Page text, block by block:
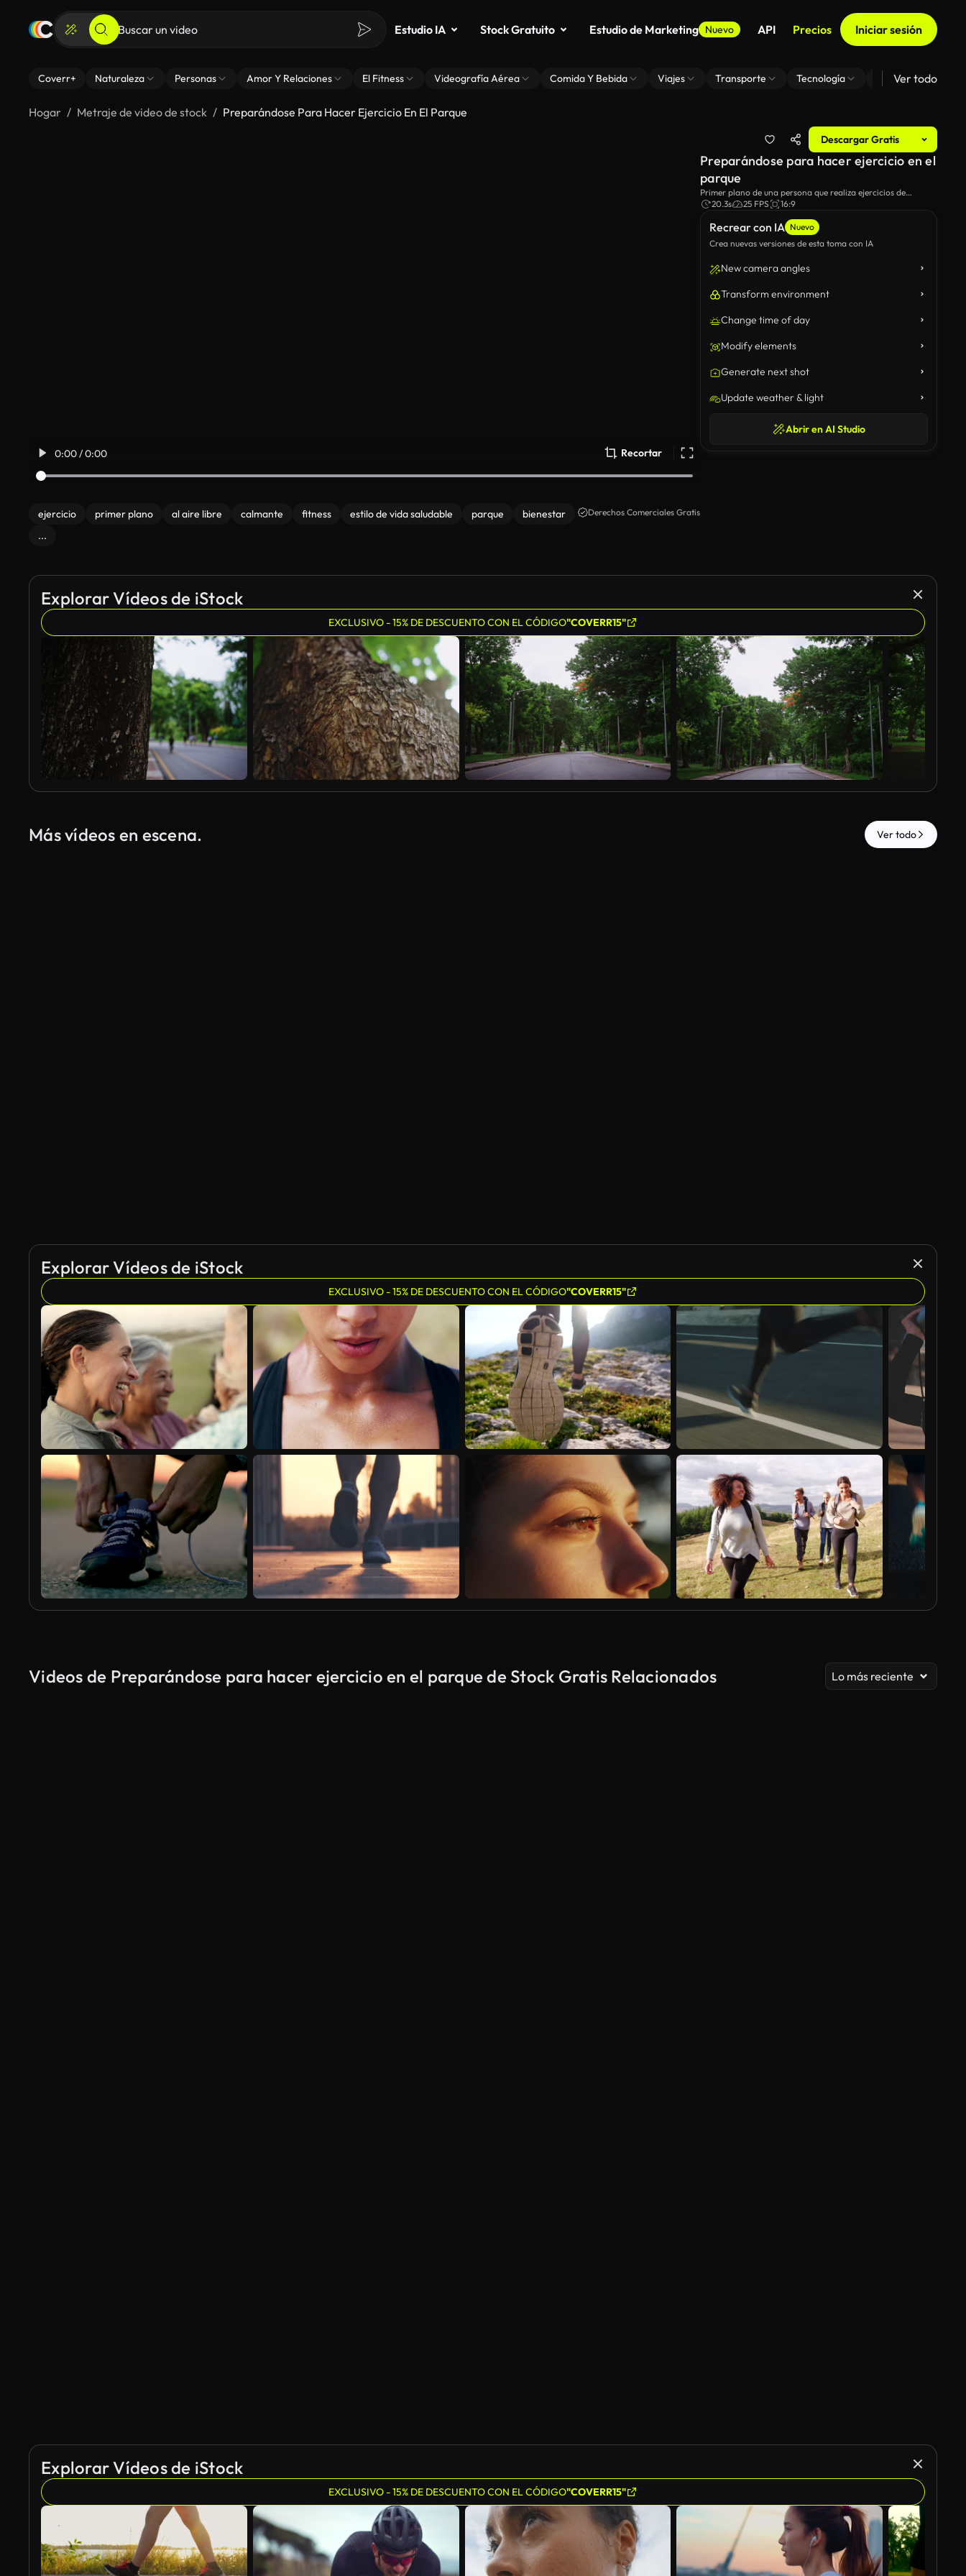
Estudio IA Stock Gratuito Estudio de Marketing Nuevo API Precios Iniciar sesión
Coverr+ Naturaleza Personas Amor Y Relaciones El Fitness Videografía Aérea Comida Y Bebida Viajes Transporte Tecnología Zoom De Fondo
Ver todo
Hogar Metraje de video de stock Preparándose Para Hacer Ejercicio En El Parque
Descargar Gratis
0:00 / 0:00 Recortar
ejercicio primer plano al aire libre calmante fitness estilo de vida saludable parque
bienestar
...
Derechos Comerciales Gratis
Recrear con IA Nuevo
Crea nuevas versiones de esta toma con IA
New camera angles
Transform environment
Change time of day
Modify elements
Generate next shot
Update weather & light
Abrir en AI Studio
Preparándose para hacer ejercicio en el
parque
Primer plano de una persona que realiza ejercicios de
estiramiento de la mano al aire libre en un ambiente
20.3s 25 FPS 16:9
Explorar Vídeos de iStock
EXCLUSIVO - 15% DE DESCUENTO CON EL CÓDIGO"COVERR15"
Más vídeos en escena. Ver todo
Explorar Vídeos de iStock
EXCLUSIVO - 15% DE DESCUENTO CON EL CÓDIGO"COVERR15"
Videos de Preparándose para hacer ejercicio en el parque de Stock Gratis Relacionados Lo más reciente
Explorar Vídeos de iStock
EXCLUSIVO - 15% DE DESCUENTO CON EL CÓDIGO"COVERR15"